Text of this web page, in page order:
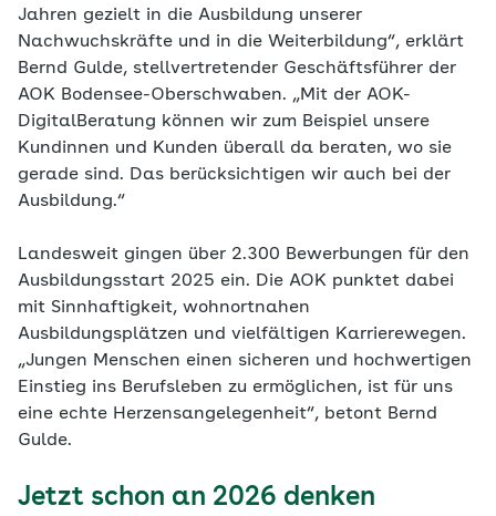
Jahren gezielt in die Ausbildung unserer
Nachwuchskräfte und in die Weiterbildung“, erklärt
Bernd Gulde, stellvertretender Geschäftsführer der
AOK Bodensee-Oberschwaben. „Mit der AOK-
DigitalBeratung können wir zum Beispiel unsere
Kundinnen und Kunden überall da beraten, wo sie
gerade sind. Das berücksichtigen wir auch bei der
Ausbildung.“
Landesweit gingen über 2.300 Bewerbungen für den
Ausbildungsstart 2025 ein. Die AOK punktet dabei
mit Sinnhaftigkeit, wohnortnahen
Ausbildungsplätzen und vielfältigen Karrierewegen.
„Jungen Menschen einen sicheren und hochwertigen
Einstieg ins Berufsleben zu ermöglichen, ist für uns
eine echte Herzensangelegenheit“, betont Bernd
Gulde.
Jetzt schon an 2026 denken